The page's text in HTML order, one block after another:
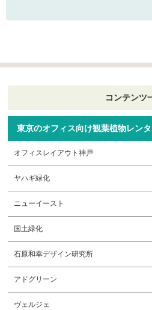
コンテンツ
東京のオフィス向け観葉植物レン
オフィスレイアウト神戸
ヤハギ緑化
ニューイースト
国土緑化
石原和幸デザイン研究所
アドグリーン
ヴェルジェ